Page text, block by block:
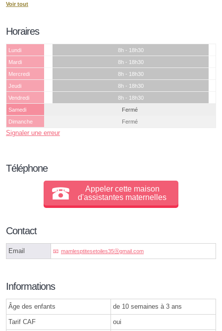
Voir tout
Horaires
Lundi
8h - 18h30
Mardi
8h - 18h30
Mercredi
8h - 18h30
Jeudi
8h - 18h30
Vendredi
8h - 18h30
Samedi
Fermé
Dimanche
Fermé
Signaler une erreur
Téléphone
Appeler cette maison
d'assistantes maternelles
Contact
Email mamlesptitesetoiles35ⓐgmail.com
Informations
Âge des enfants de 10 semaines à 3 ans
Tarif CAF oui